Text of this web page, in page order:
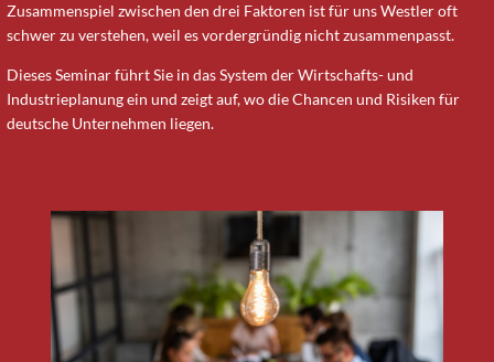
Zusammenspiel zwischen den drei Faktoren ist für uns Westler oft
schwer zu verstehen, weil es vordergründig nicht zusammenpasst.
Dieses Seminar führt Sie in das System der Wirtschafts- und
Industrieplanung ein und zeigt auf, wo die Chancen und Risiken für
deutsche Unternehmen liegen.